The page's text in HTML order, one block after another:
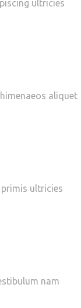
ultricies
aliquet
ultricies
nam